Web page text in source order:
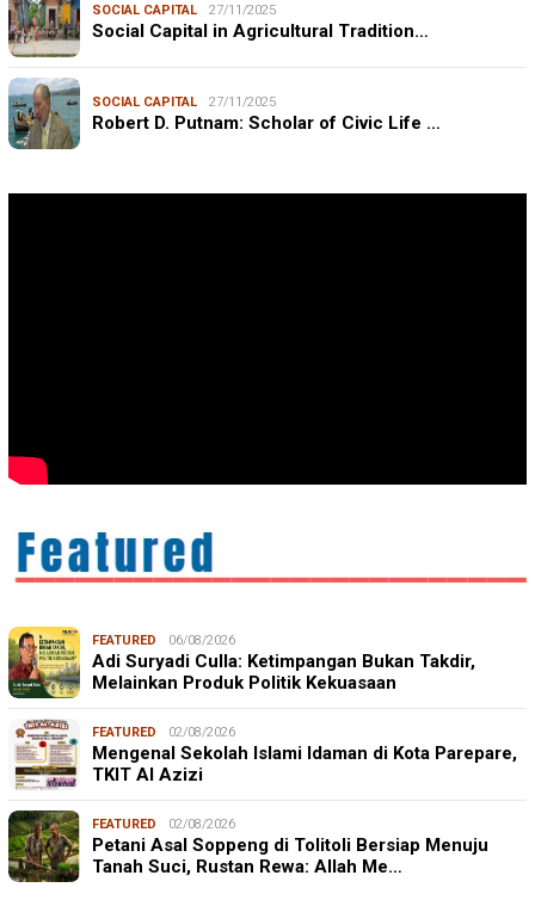
SOCIAL CAPITAL 27/11/2025
Social Capital in Agricultural Tradition…
SOCIAL CAPITAL 27/11/2025
Robert D. Putnam: Scholar of Civic Life …
FEATURED 06/08/2026
Adi Suryadi Culla: Ketimpangan Bukan Takdir,
Melainkan Produk Politik Kekuasaan
FEATURED 02/08/2026
Mengenal Sekolah Islami Idaman di Kota Parepare,
TKIT Al Azizi
FEATURED 02/08/2026
Petani Asal Soppeng di Tolitoli Bersiap Menuju
Tanah Suci, Rustan Rewa: Allah Me…